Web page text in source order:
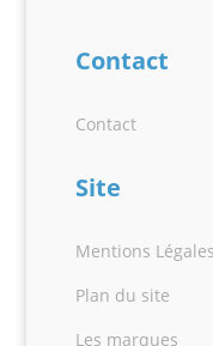
Contact
Contact
Site
Mentions Légales
Plan du site
Les marques